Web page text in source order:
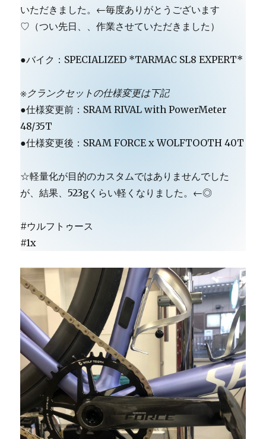
いただきました。←毎度ありがとうございます
♡（つい先日、、作業させていただきました）
●バイク：SPECIALIZED *TARMAC SL8 EXPERT*
※クランクセットの仕様変更は下記
●仕様変更前：SRAM RIVAL with PowerMeter
48/35T
●仕様変更後：SRAM FORCE x WOLFTOOTH 40T
☆軽量化が目的のカスタムではありませんでした
が、結果、523gくらい軽くなりました。←◎
#ウルフトゥース
#1x